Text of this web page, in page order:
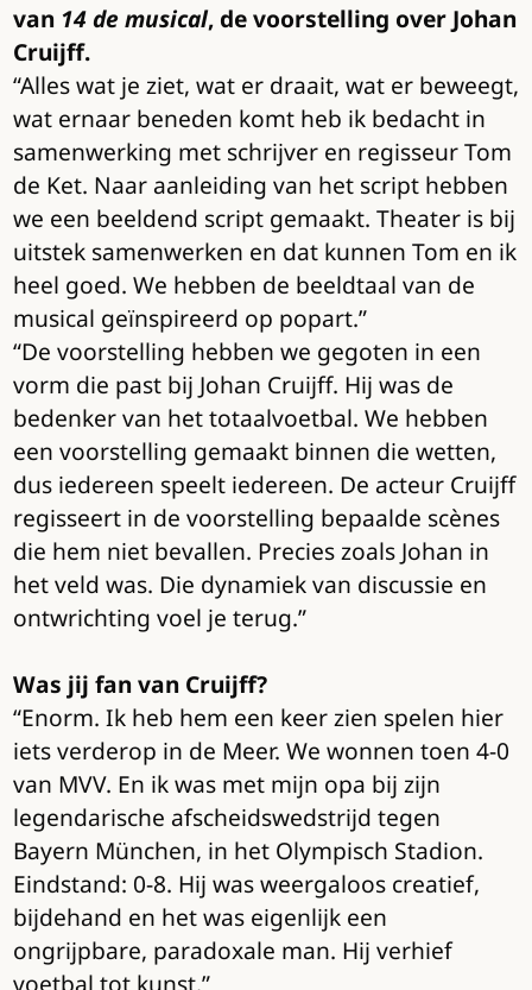
van 14 de musical, de voorstelling over Johan
Cruijff.
“Alles wat je ziet, wat er draait, wat er beweegt,
wat ernaar beneden komt heb ik bedacht in
samenwerking met schrijver en regisseur Tom
de Ket. Naar aanleiding van het script hebben
we een beeldend script gemaakt. Theater is bij
uitstek samenwerken en dat kunnen Tom en ik
heel goed. We hebben de beeldtaal van de
musical geïnspireerd op popart.”
“De voorstelling hebben we gegoten in een
vorm die past bij Johan Cruijff. Hij was de
bedenker van het totaalvoetbal. We hebben
een voorstelling gemaakt binnen die wetten,
dus iedereen speelt iedereen. De acteur Cruijff
regisseert in de voorstelling bepaalde scènes
die hem niet bevallen. Precies zoals Johan in
het veld was. Die dynamiek van discussie en
ontwrichting voel je terug.”
Was jij fan van Cruijff?
“Enorm. Ik heb hem een keer zien spelen hier
iets verderop in de Meer. We wonnen toen 4-0
van MVV. En ik was met mijn opa bij zijn
legendarische afscheidswedstrijd tegen
Bayern München, in het Olympisch Stadion.
Eindstand: 0-8. Hij was weergaloos creatief,
bijdehand en het was eigenlijk een
ongrijpbare, paradoxale man. Hij verhief